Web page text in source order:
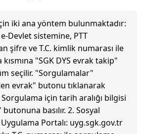
iki ana yöntem bulunmaktadır:
e-Devlet sistemine, PTT
şifre ve T.C. kimlik numarası ile
kısmına "SGK DYS evrak takip"
seçilir. "Sorgulamalar"
evrak" butonu tıklanarak
Sorgulama için tarih aralığı bilgisi
basılır. 2. Sosyal
Portalı: uyg.sgk.gov.tr